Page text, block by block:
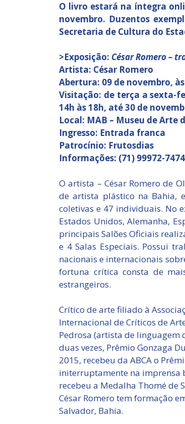
O livro estará na íntegra
novembro. Duzentos
Secretaria de Cultura do
>Exposição: César Romero –
Artista: César Romero
Abertura: 09 de novembro,
Visitação: de terça a sexta-
14h às 18h, até 30 de
Local: MAB – Museu de Arte
Ingresso: Entrada franca
Patrocínio: Frutosdias
Informações: (71) 99972-
O artista – César Romero de
de artista plástico na Bahia,
coletivas e 47 individuais. No
Estados Unidos, Alemanha,
principais Salões Oficiais
e 4 Salas Especiais. Possui
nacionais e internacionais
fortuna crítica consta de
estrangeiros.
Crítico de arte filiado à
Internacional de Críticos de
Pedrosa (artista de linguagem
duas vezes, Prêmio Gonzaga
2015, recebeu da ABCA o
initerruptamente na imprensa
recebeu a Medalha Thomé de
César Romero tem formação
Salvador, Bahia.